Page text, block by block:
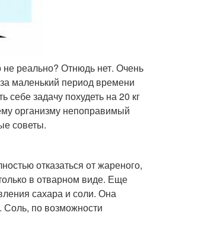
не реально? Отнюдь нет. Очень
маленький период времени
себе задачу похудеть на 20 кг
организму непоправимый
советы.
отказаться от жареного,
в отварном виде. Еще
сахара и соли. Она
Соль, по возможности